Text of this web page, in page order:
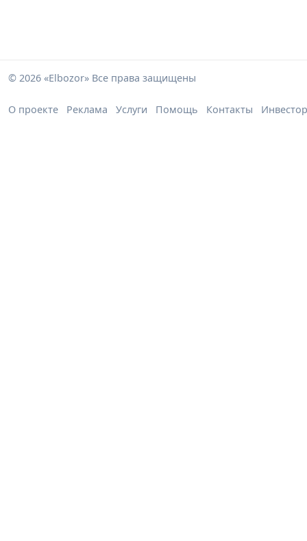
© 2026 «Elbozor» Все права защищены
О проекте Реклама Услуги Помощь Контакты